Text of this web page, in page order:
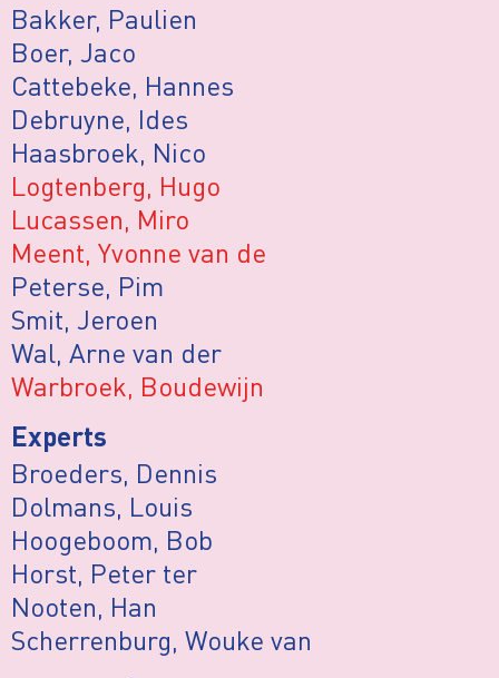
Bakker, Paulien
Boer, Jaco
Cattebeke, Hannes
Debruyne, Ides
Haasbroek, Nico
Logtenberg, Hugo
Lucassen, Miro
Meent, Yvonne van de
Peterse, Pim
Smit, Jeroen
Wal, Arne van der
Warbroek, Boudewijn
Experts
Broeders, Dennis
Dolmans, Louis
Hoogeboom, Bob
Horst, Peter ter
Nooten, Han
Scherrenburg, Wouke van